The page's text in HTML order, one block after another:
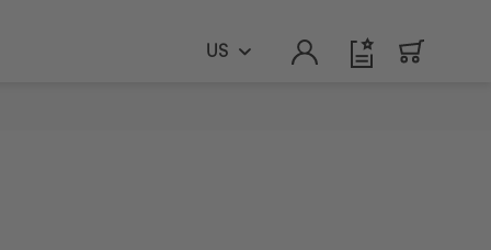
US